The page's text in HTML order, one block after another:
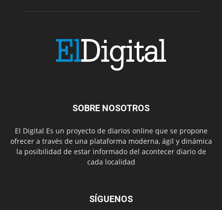
SOBRE NOSOTROS
El Digital Es un proyecto de diarios online que se propone
ofrecer a través de una plataforma moderna, ágil y dinámica
la posibilidad de estar informado del acontecer diario de
cada localidad
SÍGUENOS